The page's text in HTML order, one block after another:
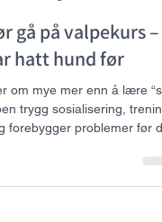
5 min lesing
gå på valpekurs –
hatt hund før
om mye mer enn å lære
du er førstegangseier eller